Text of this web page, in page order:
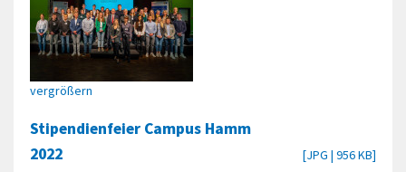
vergrößern
Stipendienfeier Campus Hamm
2022
[JPG | 956 KB]